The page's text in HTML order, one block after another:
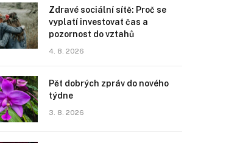
Zdravé sociální sítě: Proč se
vyplatí investovat čas a
pozornost do vztahů
4. 8. 2026
Pět dobrých zpráv do nového
týdne
3. 8. 2026